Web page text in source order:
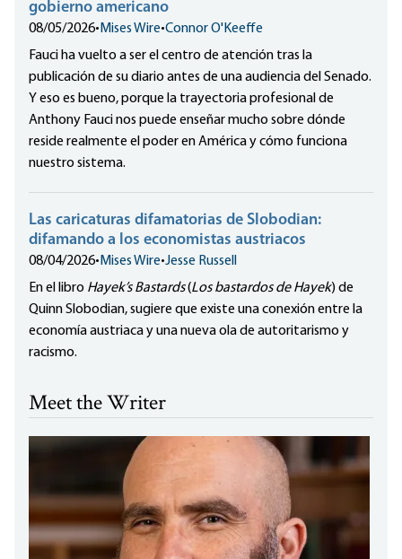
gobierno americano
08/05/2026• Mises Wire•Connor O'Keeffe
Fauci ha vuelto a ser el centro de atención tras la
publicación de su diario antes de una audiencia del Senado.
Y eso es bueno, porque la trayectoria profesional de
Anthony Fauci nos puede enseñar mucho sobre dónde
reside realmente el poder en América y cómo funciona
nuestro sistema.
Las caricaturas difamatorias de Slobodian:
difamando a los economistas austriacos
08/04/2026• Mises Wire•Jesse Russell
En el libro Hayek’s Bastards(Los bastardos de Hayek) de
Quinn Slobodian, sugiere que existe una conexión entre la
economía austriaca y una nueva ola de autoritarismo y
racismo.
Meet the Writer